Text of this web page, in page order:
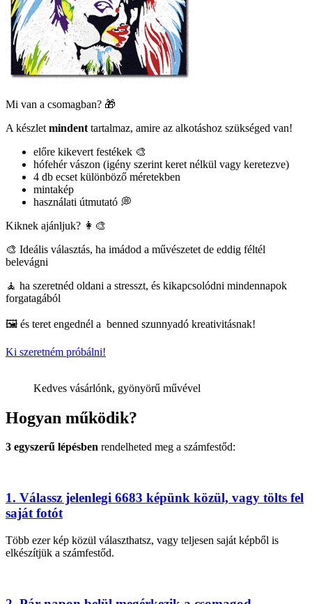
Mi van a csomagban? 🎁
A készlet mindent tartalmaz, amire az alkotáshoz szükséged van!
előre kikevert festékek 🎨
hófehér vászon (igény szerint keret nélkül vagy keretezve)
4 db ecset különböző méretekben
mintakép
használati útmutató 💭
Kiknek ajánljuk? 👩‍🎨
🎨 Ideális választás, ha imádod a művészetet de eddig féltél
belevágni
🧘 ha szeretnéd oldani a stresszt, és kikapcsolódni mindennapok
forgatagából
🖼️ és teret engednél a benned szunnyadó kreativitásnak!
Ki szeretném próbálni!
Kedves vásárlónk, gyönyörű művével
Hogyan működik?
3 egyszerű lépésben rendelheted meg a számfestőd:
1. Válassz jelenlegi 6683 képünk közül, vagy tölts fel
saját fotót
Több ezer kép közül választhatsz, vagy teljesen saját képből is
elkészítjük a számfestőd.